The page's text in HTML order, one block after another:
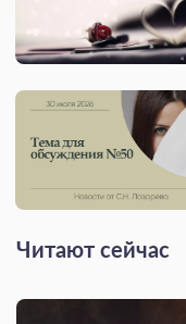
Читают сейчас